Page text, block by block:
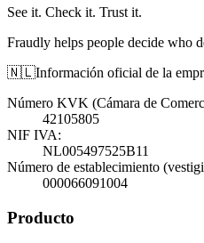
See it. Check it. Trust it.
Fraudly helps people decide who
🇳🇱Información oficial de la
Número KVK (Cámara de
42105805
NIF IVA:
NL005497525B11
Número de establecimiento
000066091004
Producto